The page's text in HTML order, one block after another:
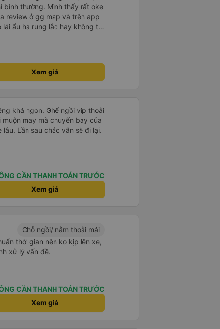
bình thường. Mình thấy rất oke
review ở gg map và trên app
lái ẩu ha rung lắc hay không thì
ngủ ko à
Xem giá
khá ngon. Ghế ngồi vip thoải
may mà chuyến bay của
Lần sau chắc vẫn sẽ đi lại.
CẦN THANH TOÁN TRƯỚC
Xem giá
Chỗ ngồi/ nằm thoải mái
thời gian nên ko kịp lên xe,
xử lý vấn đề.
CẦN THANH TOÁN TRƯỚC
Xem giá